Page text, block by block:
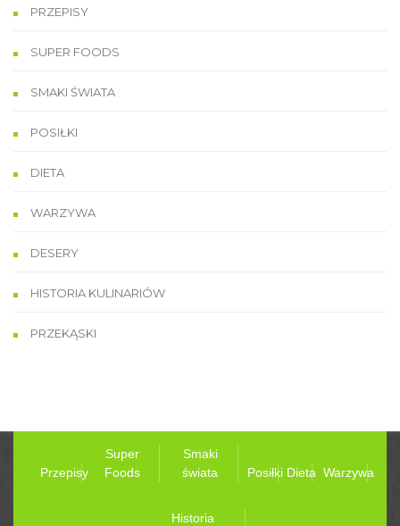
PRZEPISY
SUPER FOODS
SMAKI ŚWIATA
POSIŁKI
DIETA
WARZYWA
DESERY
HISTORIA KULINARIÓW
PRZEKĄSKI
Przepisy
Super
Foods
Smaki
świata
Posiłki Dieta Warzywa
Historia